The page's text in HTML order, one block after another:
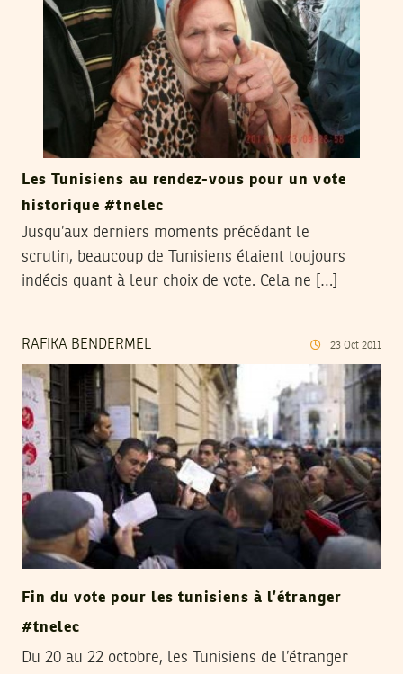
Les Tunisiens au rendez-vous pour un vote
historique #tnelec
Jusqu’aux derniers moments précédant le
scrutin, beaucoup de Tunisiens étaient toujours
indécis quant à leur choix de vote. Cela ne […]
RAFIKA BENDERMEL 23 Oct 2011
Fin du vote pour les tunisiens à l’étranger
#tnelec
Du 20 au 22 octobre, les Tunisiens de l’étranger